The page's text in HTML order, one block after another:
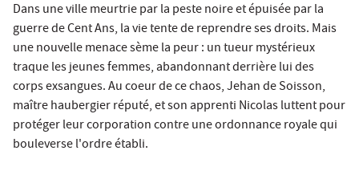
Dans une ville meurtrie par la peste noire et épuisée par la
guerre de Cent Ans, la vie tente de reprendre ses droits. Mais
une nouvelle menace sème la peur : un tueur mystérieux
traque les jeunes femmes, abandonnant derrière lui des
corps exsangues. Au coeur de ce chaos, Jehan de Soisson,
maître haubergier réputé, et son apprenti Nicolas luttent pour
protéger leur corporation contre une ordonnance royale qui
bouleverse l'ordre établi.